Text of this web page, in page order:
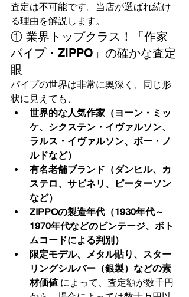
査定は不可能です。当店が選ばれ続け
る理由を解説します。
① 業界トップクラス！「作家
パイプ・ZIPPO」の確かな査定
眼
パイプの世界は非常に奥深く、同じ形
状に見えても、
世界的な人気作家（ヨーン・ミッ
ケ、シクステン・イヴァルソン、
ラルス・イヴァルソン、ボー・ノ
ルドなど）
有名老舗ブランド（ダンヒル、カ
ステロ、サビネリ、ピーターソン
など）
ZIPPOの製造年代（1930年代～
1970年代などのビンテージ、ボト
ムコードによる判別）
限定モデル、メタル貼り、スター
リングシルバー（銀製）などの素
材価値 によって、査定額が数千円